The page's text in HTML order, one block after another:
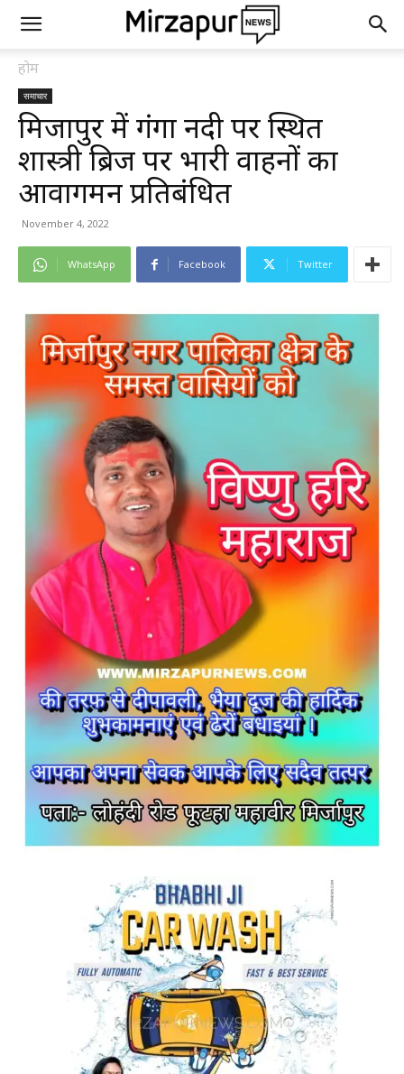
होम
समाचार
मिर्जापुर में गंगा नदी पर स्थित
शास्त्री ब्रिज पर भारी वाहनों का
आवागमन प्रतिबंधित
November 4, 2022
WhatsApp Facebook Twitter